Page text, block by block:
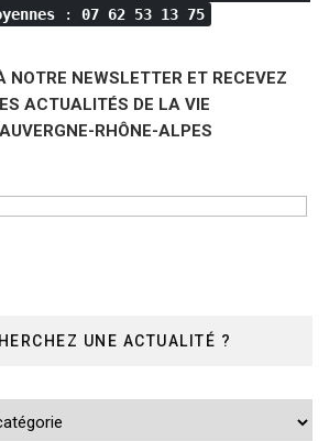
: 07 62 53 13 75
NOTRE NEWSLETTER ET RECEVEZ
ACTUALITÉS DE LA VIE
RHÔNE-ALPES
UNE ACTUALITÉ ?